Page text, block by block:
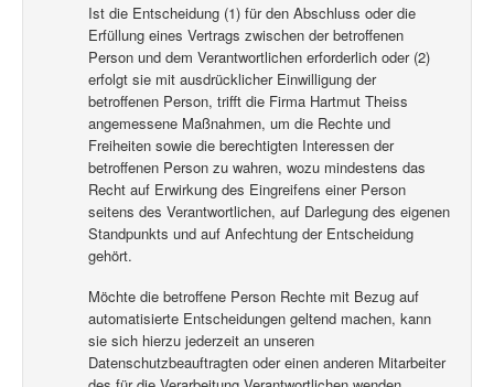
Ist die Entscheidung (1) für den Abschluss oder die
Erfüllung eines Vertrags zwischen der betroffenen
Person und dem Verantwortlichen erforderlich oder (2)
erfolgt sie mit ausdrücklicher Einwilligung der
betroffenen Person, trifft die Firma Hartmut Theiss
angemessene Maßnahmen, um die Rechte und
Freiheiten sowie die berechtigten Interessen der
betroffenen Person zu wahren, wozu mindestens das
Recht auf Erwirkung des Eingreifens einer Person
seitens des Verantwortlichen, auf Darlegung des eigenen
Standpunkts und auf Anfechtung der Entscheidung
gehört.
Möchte die betroffene Person Rechte mit Bezug auf
automatisierte Entscheidungen geltend machen, kann
sie sich hierzu jederzeit an unseren
Datenschutzbeauftragten oder einen anderen Mitarbeiter